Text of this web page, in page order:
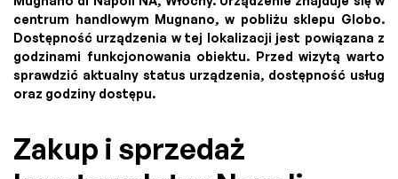
centrum handlowym Mugnano, w pobliżu sklepu Globo.
Dostępność urządzenia w tej lokalizacji jest powiązana z
godzinami funkcjonowania obiektu. Przed wizytą warto
sprawdzić aktualny status urządzenia, dostępność usług
oraz godziny dostępu.
Zakup i sprzedaż